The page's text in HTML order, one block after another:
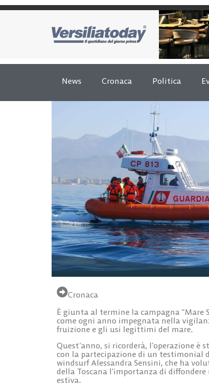
News Cronaca Politica
Cronaca
È giunta al termine la campagna “Mare
come ogni anno impegnata nella
fruizione e gli usi legittimi del mare.
Quest’anno, si ricorderà, l’operazione
con la partecipazione di un testimonial
windsurf Alessandra Sensini, che ha
della Toscana l’importanza di
estiva.